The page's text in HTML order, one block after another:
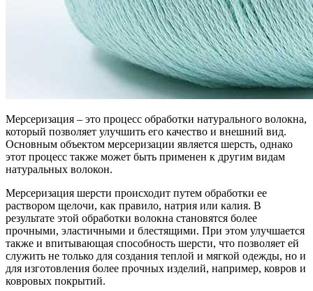
Мерсеризация – это процесс обработки натурального волокна,
который позволяет улучшить его качество и внешний вид.
Основным объектом мерсеризации является шерсть, однако
этот процесс также может быть применен к другим видам
натуральных волокон.
Мерсеризация шерсти происходит путем обработки ее
раствором щелочи, как правило, натрия или калия. В
результате этой обработки волокна становятся более
прочными, эластичными и блестящими. При этом улучшается
также и впитывающая способность шерсти, что позволяет ей
служить не только для создания теплой и мягкой одежды, но и
для изготовления более прочных изделий, например, ковров и
ковровых покрытий.